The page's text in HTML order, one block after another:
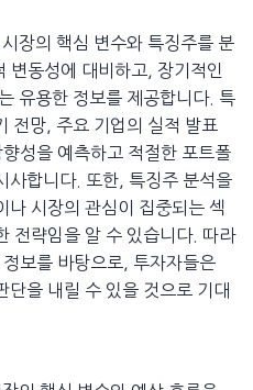
장의 핵심 변수와 특징주를 분
변동성에 대비하고, 장기적인
유용한 정보를 제공합니다. 특
전망, 주요 기업의 실적 발표
성을 예측하고 적절한 포트폴
사합니다. 또한, 특징주 분석을
나 시장의 관심이 집중되는 섹
전략임을 알 수 있습니다. 따라
보를 바탕으로, 투자자들은
단을 내릴 수 있을 것으로 기대